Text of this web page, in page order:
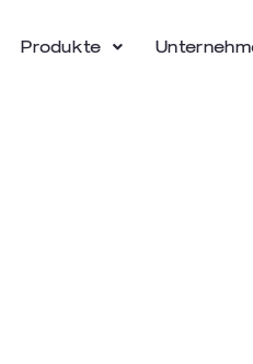
Produkte